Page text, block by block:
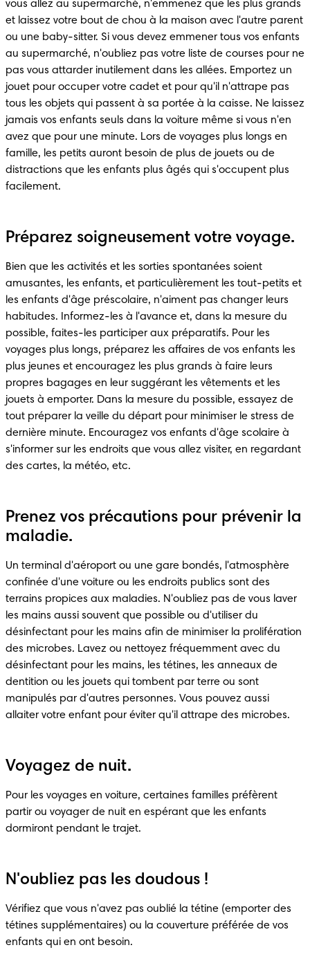
vous allez au supermarché, n'emmenez que les plus grands
et laissez votre bout de chou à la maison avec l'autre parent
ou une baby-sitter. Si vous devez emmener tous vos enfants
au supermarché, n'oubliez pas votre liste de courses pour ne
pas vous attarder inutilement dans les allées. Emportez un
jouet pour occuper votre cadet et pour qu'il n'attrape pas
tous les objets qui passent à sa portée à la caisse. Ne laissez
jamais vos enfants seuls dans la voiture même si vous n'en
avez que pour une minute. Lors de voyages plus longs en
famille, les petits auront besoin de plus de jouets ou de
distractions que les enfants plus âgés qui s'occupent plus
facilement.
Préparez soigneusement votre voyage.
Bien que les activités et les sorties spontanées soient
amusantes, les enfants, et particulièrement les tout-petits et
les enfants d'âge préscolaire, n'aiment pas changer leurs
habitudes. Informez-les à l'avance et, dans la mesure du
possible, faites-les participer aux préparatifs. Pour les
voyages plus longs, préparez les affaires de vos enfants les
plus jeunes et encouragez les plus grands à faire leurs
propres bagages en leur suggérant les vêtements et les
jouets à emporter. Dans la mesure du possible, essayez de
tout préparer la veille du départ pour minimiser le stress de
dernière minute. Encouragez vos enfants d'âge scolaire à
s'informer sur les endroits que vous allez visiter, en regardant
des cartes, la météo, etc.
Prenez vos précautions pour prévenir la
maladie.
Un terminal d'aéroport ou une gare bondés, l'atmosphère
confinée d'une voiture ou les endroits publics sont des
terrains propices aux maladies. N'oubliez pas de vous laver
les mains aussi souvent que possible ou d'utiliser du
désinfectant pour les mains afin de minimiser la prolifération
des microbes. Lavez ou nettoyez fréquemment avec du
désinfectant pour les mains, les tétines, les anneaux de
dentition ou les jouets qui tombent par terre ou sont
manipulés par d'autres personnes. Vous pouvez aussi
allaiter votre enfant pour éviter qu'il attrape des microbes.
Voyagez de nuit.
Pour les voyages en voiture, certaines familles préfèrent
partir ou voyager de nuit en espérant que les enfants
dormiront pendant le trajet.
N'oubliez pas les doudous !
Vérifiez que vous n'avez pas oublié la tétine (emporter des
tétines supplémentaires) ou la couverture préférée de vos
enfants qui en ont besoin.